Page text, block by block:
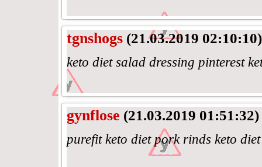
tgnshogs (21.03.2019 02:10:10)
keto diet salad dressing pinterest
gynflose (21.03.2019 01:51:32)
purefit keto diet pork rinds keto